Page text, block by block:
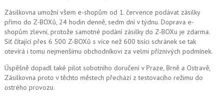
Zásilkovna umožní všem e-shopům od 1. července podávat zásilky
přímo do Z-BOXů, 24 hodin denně, sedm dní v týdnu. Doprava e-
shopům zlevní, protože samotné podání zásilky do Z-BOXu je zdarma.
Síť čítající přes 6 500 Z-BOXů s více než 600 tisíci schránek se tak
otevírá i tomu nejmenšímu obchodníkovi za velmi příznivých podmínek.
Úspěšně dopadl také pilot sobotního doručení v Praze, Brně a Ostravě,
Zásilkovna proto v těchto městech přechází z testovacího režimu do
ostrého provozu.